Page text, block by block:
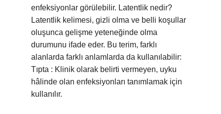
enfeksiyonlar görülebilir. Latentlik nedir?
Latentlik kelimesi, gizli olma ve belli koşullar
oluşunca gelişme yeteneğinde olma
durumunu ifade eder. Bu terim, farklı
alanlarda farklı anlamlarda da kullanılabilir:
Tıpta : Klinik olarak belirti vermeyen, uyku
hâlinde olan enfeksiyonları tanımlamak için
kullanılır.